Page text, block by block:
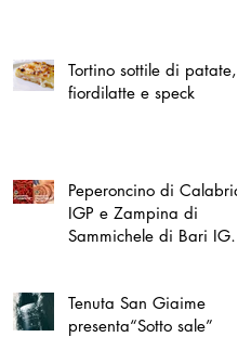
Tortino sottile di patate,
fiordilatte e speck
Peperoncino di Calabria
IGP e Zampina di
Sammichele di Bari IGP
Tenuta San Giaime
presenta“Sotto sale”